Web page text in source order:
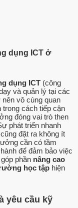
dụng ICT ở
dụng ICT (công
và quản lý tại các
vô cùng quan
cách tiếp cận
đóng vai trò then
phát triển nhanh
đặt ra không ít
cần có tầm
để đảm bảo việc
phần nâng cao
học tập hiện
yêu cầu kỹ